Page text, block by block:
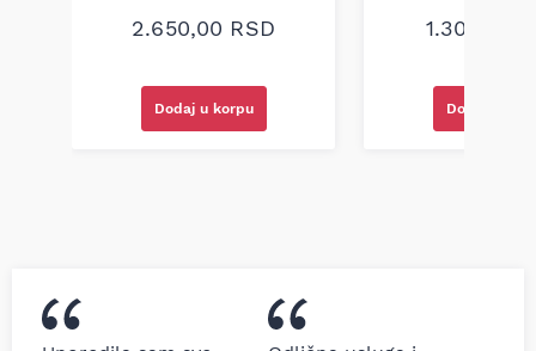
2.650,00 RSD
Dodaj u korpu
1.300,00
Dodaj u